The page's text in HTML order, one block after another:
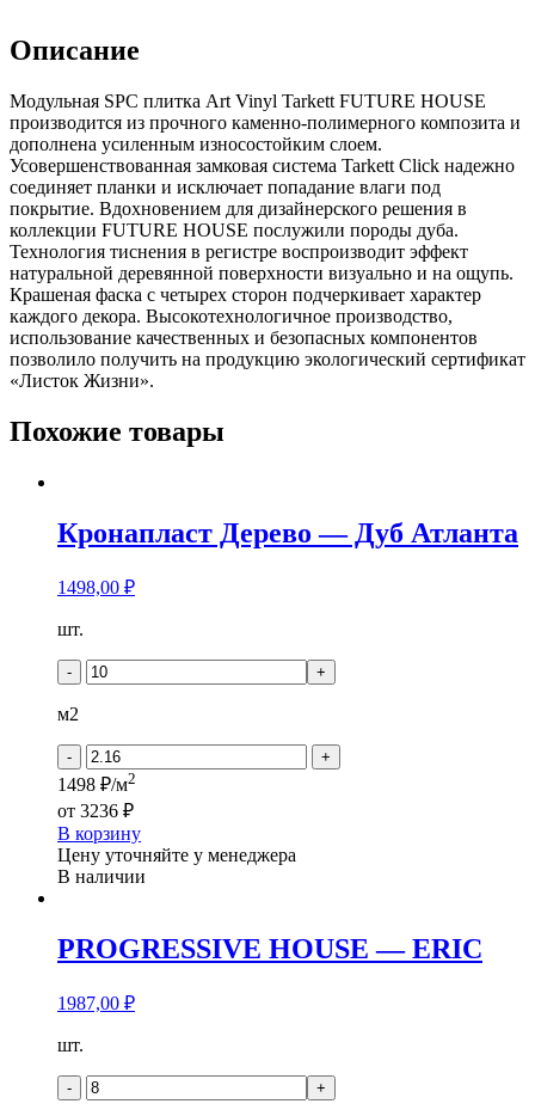
Описание
Модульная SPC плитка Art Vinyl Tarkett FUTURE HOUSE
производится из прочного каменно-полимерного композита и
дополнена усиленным износостойким слоем.
Усовершенствованная замковая система Tarkett Click надежно
соединяет планки и исключает попадание влаги под
покрытие. Вдохновением для дизайнерского решения в
коллекции FUTURE HOUSE послужили породы дуба.
Технология тиснения в регистре воспроизводит эффект
натуральной деревянной поверхности визуально и на ощупь.
Крашеная фаска с четырех сторон подчеркивает характер
каждого декора. Высокотехнологичное производство,
использование качественных и безопасных компонентов
позволило получить на продукцию экологический сертификат
«Листок Жизни».
Похожие товары
Кронапласт Дерево — Дуб Атланта
1498,00 ₽
Количество
Кронапласт
-
Атланта
шт.
- +
м2
- +
1498 ₽/м2
от 3236 ₽
В корзину
Цену уточняйте у менеджера
В наличии
PROGRESSIVE HOUSE — ERIC
1987,00 ₽
Количество
PROGRESSIVE
шт.
- +